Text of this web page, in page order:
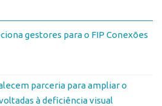
gestores para o FIP Conexões
parceria para ampliar o
à deficiência visual